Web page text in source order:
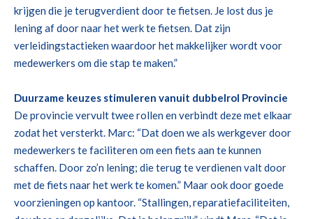
krijgen die je terugverdient door te fietsen. Je lost dus je
lening af door naar het werk te fietsen. Dat zijn
verleidingstactieken waardoor het makkelijker wordt voor
medewerkers om die stap te maken.”
Duurzame keuzes stimuleren vanuit dubbelrol Provincie
De provincievervult twee rollen en verbindt deze met elkaar
zodat het versterkt. Marc: “Dat doen we als werkgever door
medewerkers te faciliteren om een fiets aan tekunnen
schaffen. Door zo’n lening; die terug te verdienen valt door
met defiets naar het werk te komen.” Maar ook door goede
voorzieningen op kantoor. “Stallingen, reparatiefaciliteiten,